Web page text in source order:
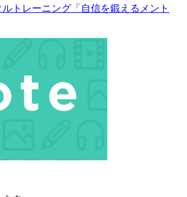
ルトレーニング「自信を鍛えるメント